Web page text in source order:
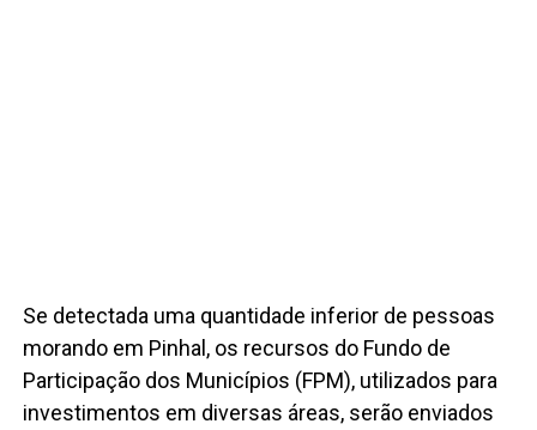
Se detectada uma quantidade inferior de pessoas
morando em Pinhal, os recursos do Fundo de
Participação dos Municípios (FPM), utilizados para
investimentos em diversas áreas, serão enviados